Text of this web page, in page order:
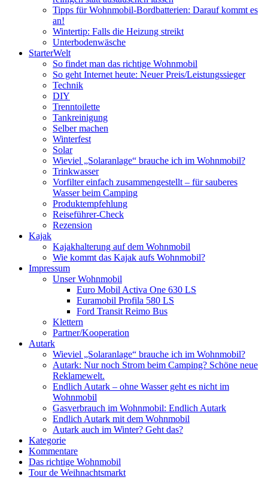
Tipps für Wohnmobil-Bordbatterien: Darauf kommt es
an!
Wintertip: Falls die Heizung streikt
Unterbodenwäsche
StarterWelt
So findet man das richtige Wohnmobil
So geht Internet heute: Neuer Preis/Leistungssieger
Technik
DIY
Trenntoilette
Tankreinigung
Selber machen
Winterfest
Solar
Wieviel „Solaranlage“ brauche ich im Wohnmobil?
Trinkwasser
Vorfilter einfach zusammengestellt – für sauberes
Wasser beim Camping
Produktempfehlung
Reiseführer-Check
Rezension
Kajak
Kajakhalterung auf dem Wohnmobil
Wie kommt das Kajak aufs Wohnmobil?
Impressum
Unser Wohnmobil
Euro Mobil Activa One 630 LS
Euramobil Profila 580 LS
Ford Transit Reimo Bus
Klettern
Partner/Kooperation
Autark
Wieviel „Solaranlage“ brauche ich im Wohnmobil?
Autark: Nur noch Strom beim Camping? Schöne neue
Reklamewelt.
Endlich Autark – ohne Wasser geht es nicht im
Wohnmobil
Gasverbrauch im Wohnmobil: Endlich Autark
Endlich Autark mit dem Wohnmobil
Autark auch im Winter? Geht das?
Kategorie
Kommentare
Das richtige Wohnmobil
Tour de Weihnachtsmarkt